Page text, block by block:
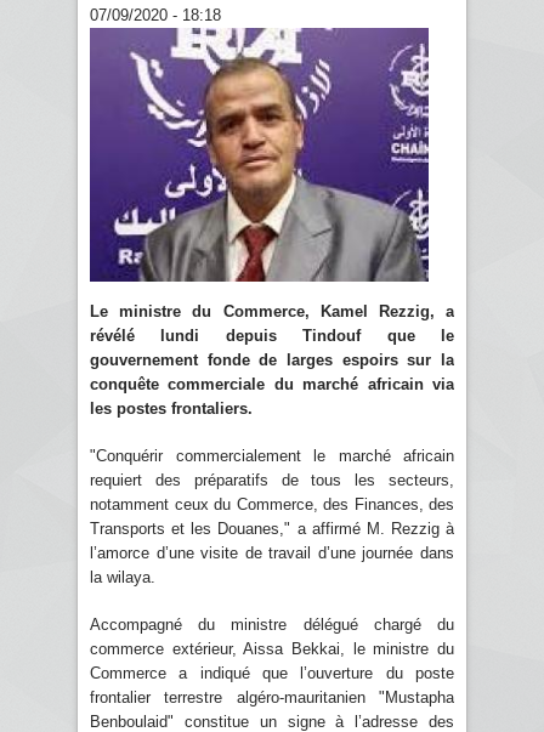
07/09/2020 - 18:18
Le ministre du Commerce, Kamel Rezzig, a
révélé lundi depuis Tindouf que le
gouvernement fonde de larges espoirs sur la
conquête commerciale du marché africain via
les postes frontaliers.
"Conquérir commercialement le marché africain
requiert des préparatifs de tous les secteurs,
notamment ceux du Commerce, des Finances, des
Transports et les Douanes," a affirmé M. Rezzig à
l’amorce d’une visite de travail d’une journée dans
la wilaya.
Accompagné du ministre délégué chargé du
commerce extérieur, Aissa Bekkai, le ministre du
Commerce a indiqué que l’ouverture du poste
frontalier terrestre algéro-mauritanien "Mustapha
Benboulaid" constitue un signe à l’adresse des